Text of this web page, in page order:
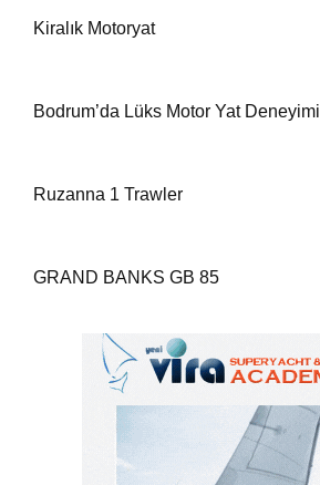
Kiralık Motoryat
Bodrum’da Lüks Motor Yat Deneyimi
Ruzanna 1 Trawler
GRAND BANKS GB 85